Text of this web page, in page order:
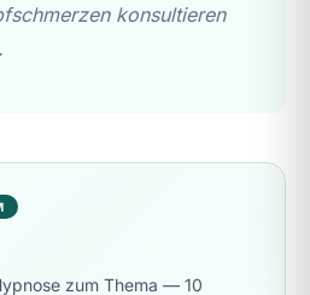
konsultieren
zum Thema — 10